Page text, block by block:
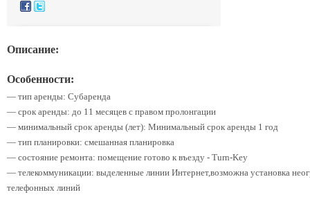
Описание:
Особенности:
— тип аренды: Субаренда
— срок аренды: до 11 месяцев с правом пролонгации
— минимальный срок аренды (лет): Минимальный срок аренды 1 год
— тип планировки: смешанная планировка
— состояние ремонта: помещение готово к въезду - Turn-Key
— телекоммуникации: выделенные линии Интернет,возможна установка
телефонных линий